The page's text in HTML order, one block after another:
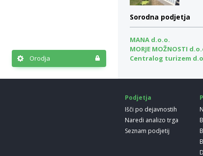
Orodja
Sorodna podjetja
MANA d.o.o.
MORJE MOŽNOSTI
Centralog turizem
Podjetja
Išči po dejavnostih
Naredi analizo trga
Seznam podjetij